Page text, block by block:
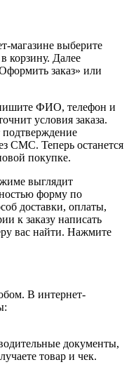
магазине выберите
корзину. Далее
заказ» или
ФИО, телефон и
условия заказа.
подтверждение
СМС. Теперь останется
покупке.
выглядит
форму по
доставки, оплаты,
к заказу написать
вас найти. Нажмите
В интернет-
документы,
товар и чек.